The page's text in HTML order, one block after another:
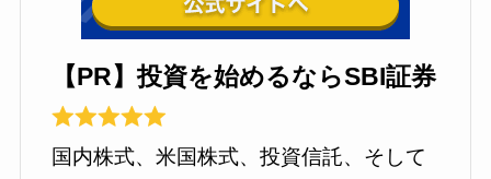
【PR】投資を始めるならSBI証券
国内株式、米国株式、投資信託、そして